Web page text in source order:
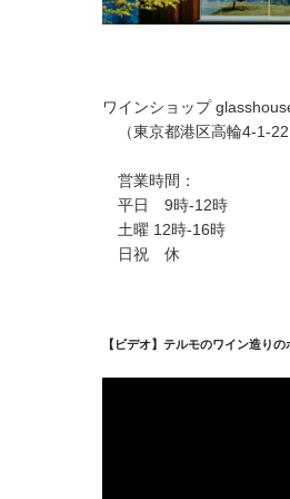
ワインショップ
（東京都港区高輪4-1-22
営業時間：
平日 9時-12時
土曜 12時-16時
日祝 休
【ビデオ】テルモのワイン造り